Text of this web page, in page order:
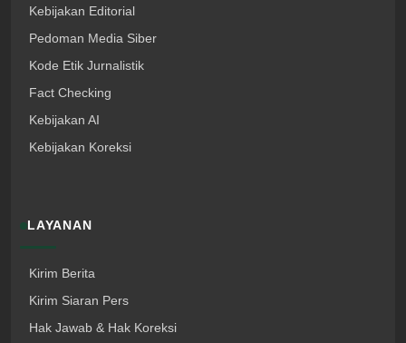
Kebijakan Editorial
Pedoman Media Siber
Kode Etik Jurnalistik
Fact Checking
Kebijakan AI
Kebijakan Koreksi
LAYANAN
Kirim Berita
Kirim Siaran Pers
Hak Jawab & Hak Koreksi